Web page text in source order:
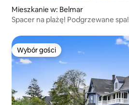
Mieszkanie w: Belmar
Spacer na plażę! Podgrzewane spa!
Wybór gości
Wybór gości